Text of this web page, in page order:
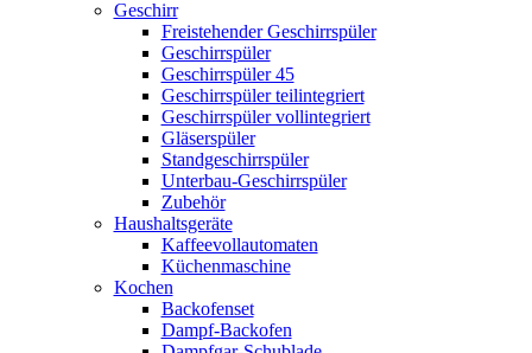
Geschirr
Freistehender Geschirrspüler
Geschirrspüler
Geschirrspüler 45
Geschirrspüler teilintegriert
Geschirrspüler vollintegriert
Gläserspüler
Standgeschirrspüler
Unterbau-Geschirrspüler
Zubehör
Haushaltsgeräte
Kaffeevollautomaten
Küchenmaschine
Kochen
Backofenset
Dampf-Backofen